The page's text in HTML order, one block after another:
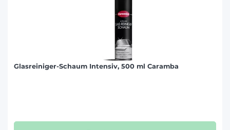
Glasreiniger-Schaum Intensiv, 500 ml Caramba